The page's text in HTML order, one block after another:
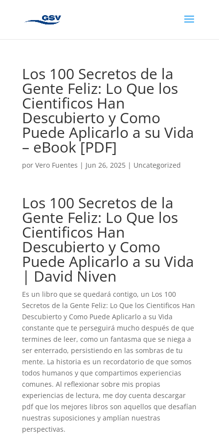
Los 100 Secretos de la
Gente Feliz: Lo Que los
Cientificos Han
Descubierto y Como
Puede Aplicarlo a su Vida
– eBook [PDF]
por Vero Fuentes | Jun 26, 2025| Uncategorized
Los 100 Secretos de la
Gente Feliz: Lo Que los
Cientificos Han
Descubierto y Como
Puede Aplicarlo a su Vida
| David Niven
Es un libro que se quedará contigo, un Los 100
Secretos de la Gente Feliz: Lo Que los Cientificos Han
Descubierto y Como Puede Aplicarlo a su Vida
constante que te perseguirá mucho después de que
termines de leer, como un fantasma que se niega a
ser enterrado, persistiendo en las sombras de tu
mente. La historia es un recordatorio de que somos
todos humanos y que compartimos experiencias
comunes. Al reflexionar sobre mis propias
experiencias de lectura, me doy cuenta descargar
pdf que los mejores libros son aquellos que desafían
nuestras suposiciones y amplían nuestras
perspectivas.